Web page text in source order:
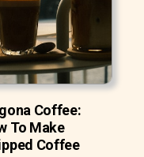
Coffee:
To Make
Coffee